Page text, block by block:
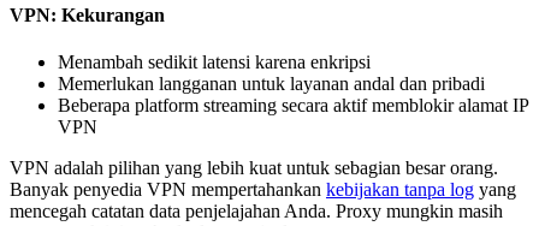
VPN: Kekurangan
Menambah sedikit latensi karena enkripsi
Memerlukan langganan untuk layanan andal dan pribadi
Beberapa platform streaming secara aktif memblokir alamat IP
VPN
VPN adalah pilihan yang lebih kuat untuk sebagian besar orang.
Banyak penyedia VPN mempertahankan kebijakan tanpa log yang
mencegah catatan data penjelajahan Anda. Proxy mungkin masih